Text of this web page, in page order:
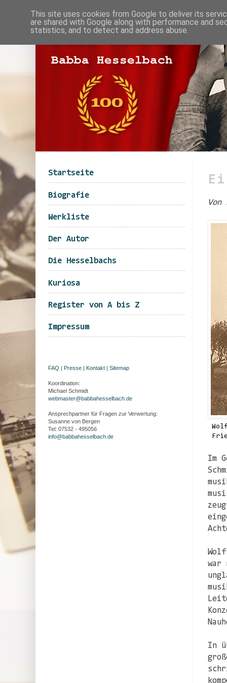
Von
Im
war
In
Startseite
Biografie
Werkliste
Der Autor
Die Hesselbachs
Kuriosa
Register von A bis Z
Impressum
FAQ | Presse | Kontakt | Sitemap
Koordination:
Michael Schmidt
webmaster@babbahesselbach.de
Ansprechpartner für Fragen zur Verwertung:
Susanne von Bergen
Tel: 07532 - 495056
info@babbahesselbach.de
This site uses cookies from Google to deliver its
are shared with Google along with performance and
statistics, and to detect and address abuse.